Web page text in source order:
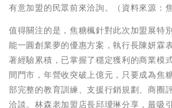
有意加盟的民眾前來洽詢。（資料來源：焦
值得關注的是，焦糖楓針對此次加盟展特
能一圓創業夢的優惠方案，執行長陳妍霖
著經驗累積，已掌握了穩定獲利的商業模
間門市，年營收突破上億元，只要成為焦
部完整的教育訓練、支援行銷規劃、商圈
洽談。林森老加盟店長邱璦琳分享，最吸